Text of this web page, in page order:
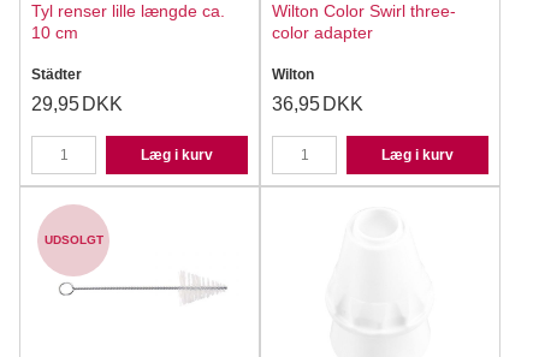
Tyl renser lille længde ca.
10 cm
Städter
29,95 DKK
Læg i kurv
Wilton Color Swirl three-
color adapter
Wilton
36,95 DKK
Læg i kurv
UDSOLGT